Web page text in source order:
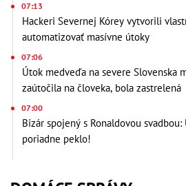
07:13
Hackeri Severnej Kórey vytvorili
automatizovať masívne útoky
07:06
Útok medveďa na severe Slovenska
zaútočila na človeka, bola zastrelená
07:00
Bizár spojený s Ronaldovou
poriadne peklo!